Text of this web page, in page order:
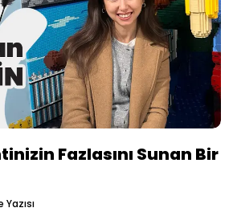
Fazlasını Sunan Bir
Yazısı